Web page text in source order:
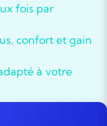
fois par
confort et gain
à votre